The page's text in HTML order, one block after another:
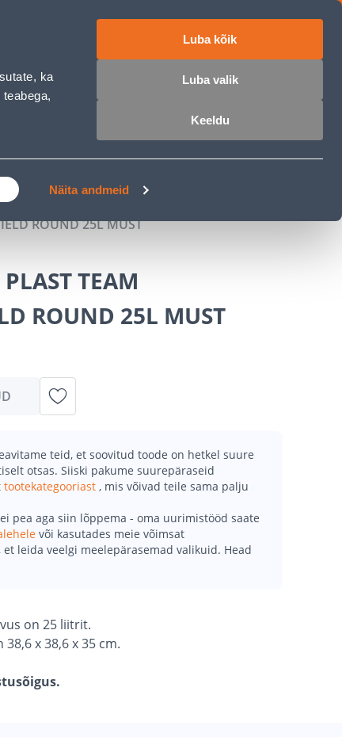
ka
Näita andmeid
Luba kõik
Luba valik
Keeldu
ROUND 25L MUST
TEAM
ROUND 25L MUST
teid, et soovitud toode on hetkel suure
otsas. Siiski pakume suurepäraseid
tootekategooriast , mis võivad teile sama palju
pea aga siin lõppema - oma uurimistööd saate
või kasutades meie võimsat
leida veelgi meelepärasemad valikuid. Head
on 25 liitrit.
x 38,6 x 35 cm.